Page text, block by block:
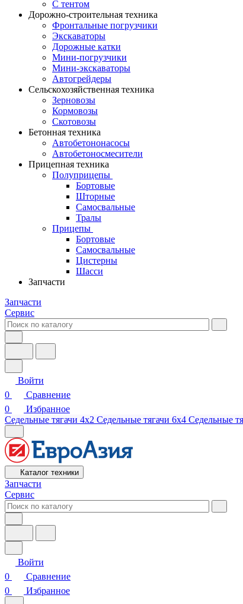
С тентом
Дорожно-строительная техника
Фронтальные погрузчики
Экскаваторы
Дорожные катки
Мини-погрузчики
Мини-экскаваторы
Автогрейдеры
Сельскохозяйственная техника
Зерновозы
Кормовозы
Скотовозы
Бетонная техника
Автобетононасосы
Автобетоносмесители
Прицепная техника
Полуприцепы
Бортовые
Шторные
Самосвальные
Тралы
Прицепы
Бортовые
Самосвальные
Цистерны
Шасси
Запчасти
Запчасти
Сервис
Войти
0
Сравнение
0
Избранное
Седельные тягачи 4х2 Седельные тягачи 6х4 Седельные
Каталог техники
Запчасти
Сервис
Войти
0
Сравнение
0
Избранное